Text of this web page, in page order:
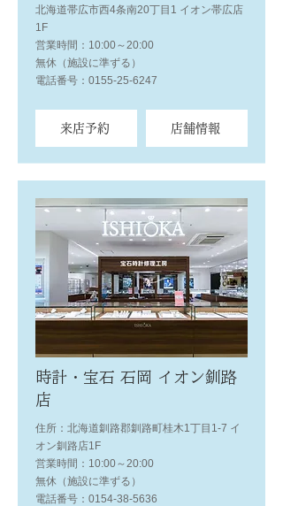
北海道帯広市西4条南20丁目1 イオン帯広店
1F
営業時間：10:00～20:00
無休（施設に準ずる）
電話番号：0155-25-6247
来店予約 店舗情報
時計・宝石 石岡 イオン釧路
店
住所：北海道釧路郡釧路町桂木1丁目1-7 イ
オン釧路店1F
営業時間：10:00～20:00
無休（施設に準ずる）
電話番号：0154-38-5636